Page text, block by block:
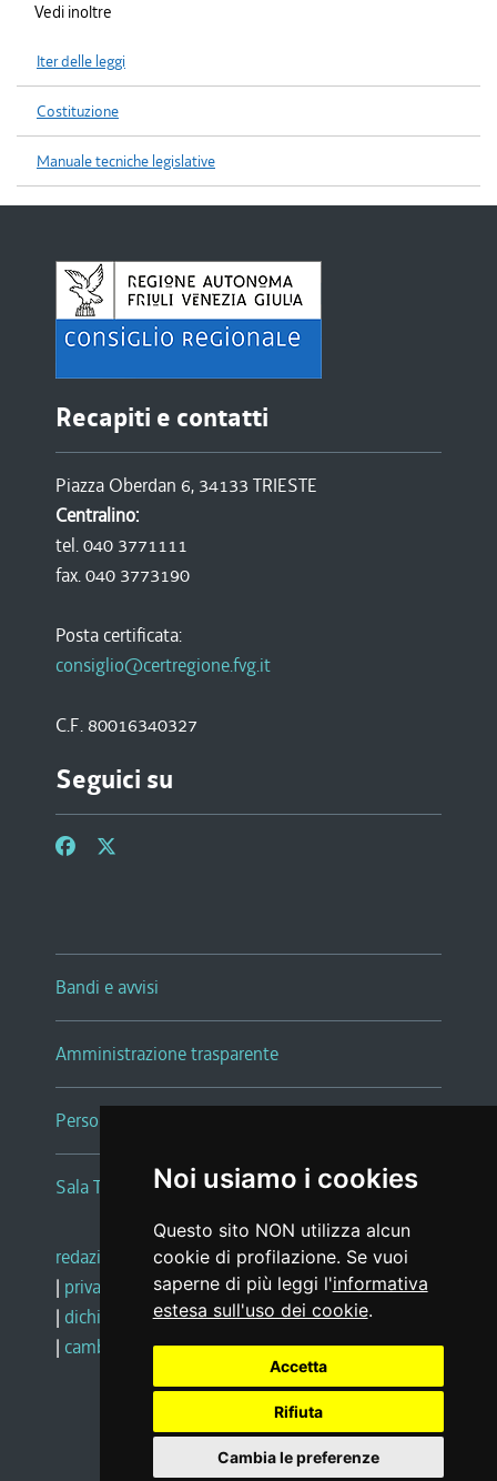
Noi usiamo i cookies
Questo sito NON utilizza alcun
cookie di profilazione. Se vuoi
saperne di più leggi l'informativa
estesa sull'uso dei cookie.
Accetta
Rifiuta
Cambia le preferenze
Vedi inoltre
Iter delle leggi
Costituzione
Manuale tecniche legislative
Recapiti e contatti
Piazza Oberdan 6, 34133 TRIESTE
Centralino:
tel. 040 3771111
fax. 040 3773190
Posta certificata:
consiglio@certregione.fvg.it
C.F. 80016340327
Seguici su
Bandi e avvisi
Amministrazione trasparente
Persone e Uffici
Sala Tiziano Tessitori
redazione web |note legali |glossario
| privacy
social media policy
| dichiarazione di accessibilità |feedback
| cambio preferenze cookie
Realizzato da